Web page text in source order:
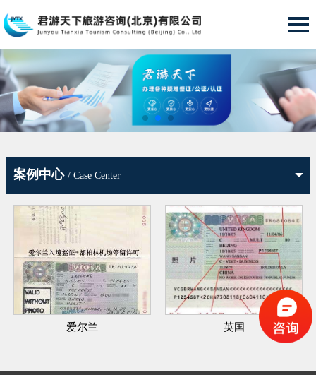
案例中心 / Case Center
爱尔兰 英国